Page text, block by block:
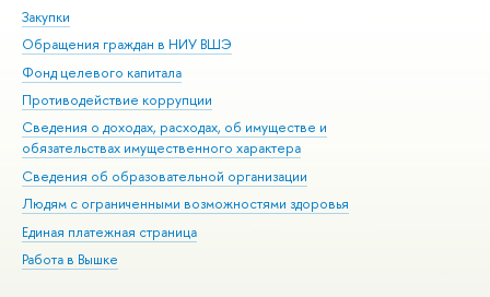
Закупки
Обращения граждан в НИУ ВШЭ
Фонд целевого капитала
Противодействие коррупции
Сведения о доходах, расходах, об имуществе и
обязательствах имущественного характера
Сведения об образовательной организации
Людям с ограниченными возможностями здоровья
Единая платежная страница
Работа в Вышке